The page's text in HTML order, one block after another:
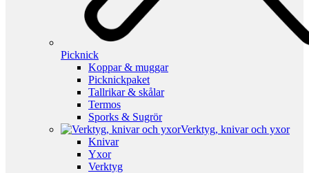
Picknick
Koppar & muggar
Picknickpaket
Tallrikar & skålar
Termos
Sporks & Sugrör
Verktyg, knivar och yxor
Knivar
Yxor
Verktyg